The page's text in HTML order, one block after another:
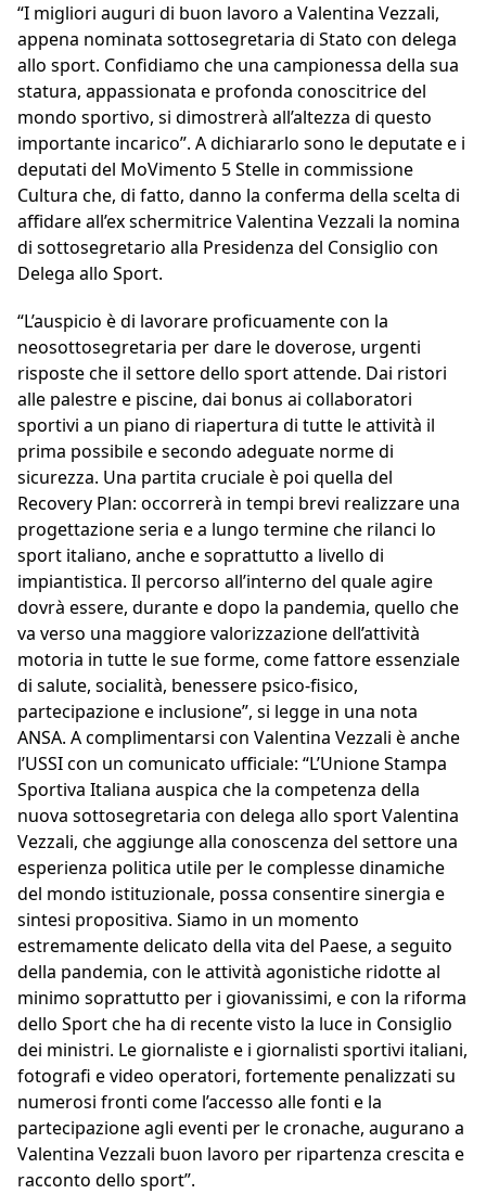
“I migliori auguri di buon lavoro a Valentina Vezzali,
appena nominata sottosegretaria di Stato con delega
allo sport. Confidiamo che una campionessa della sua
statura, appassionata e profonda conoscitrice del
mondo sportivo, si dimostrerà all’altezza di questo
importante incarico”. A dichiararlo sono le deputate e i
deputati del MoVimento 5 Stelle in commissione
Cultura che, di fatto, danno la conferma della scelta di
affidare all’ex schermitrice Valentina Vezzali la nomina
di sottosegretario alla Presidenza del Consiglio con
Delega allo Sport.
“L’auspicio è di lavorare proficuamente con la
neosottosegretaria per dare le doverose, urgenti
risposte che il settore dello sport attende. Dai ristori
alle palestre e piscine, dai bonus ai collaboratori
sportivi a un piano di riapertura di tutte le attività il
prima possibile e secondo adeguate norme di
sicurezza. Una partita cruciale è poi quella del
Recovery Plan: occorrerà in tempi brevi realizzare una
progettazione seria e a lungo termine che rilanci lo
sport italiano, anche e soprattutto a livello di
impiantistica. Il percorso all’interno del quale agire
dovrà essere, durante e dopo la pandemia, quello che
va verso una maggiore valorizzazione dell’attività
motoria in tutte le sue forme, come fattore essenziale
di salute, socialità, benessere psico-fisico,
partecipazione e inclusione”, si legge in una nota
ANSA. A complimentarsi con Valentina Vezzali è anche
l’USSI con un comunicato ufficiale: “L’Unione Stampa
Sportiva Italiana auspica che la competenza della
nuova sottosegretaria con delega allo sport Valentina
Vezzali, che aggiunge alla conoscenza del settore una
esperienza politica utile per le complesse dinamiche
del mondo istituzionale, possa consentire sinergia e
sintesi propositiva. Siamo in un momento
estremamente delicato della vita del Paese, a seguito
della pandemia, con le attività agonistiche ridotte al
minimo soprattutto per i giovanissimi, e con la riforma
dello Sport che ha di recente visto la luce in Consiglio
dei ministri. Le giornaliste e i giornalisti sportivi italiani,
fotografi e video operatori, fortemente penalizzati su
numerosi fronti come l’accesso alle fonti e la
partecipazione agli eventi per le cronache, augurano a
Valentina Vezzali buon lavoro per ripartenza crescita e
racconto dello sport”.